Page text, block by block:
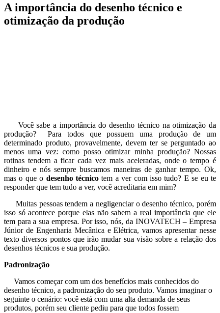
A importância do desenho técnico e
otimização da produção
Você sabe a importância do desenho técnico na otimização da
produção? Para todos que possuem uma produção de um
determinado produto, provavelmente, devem ter se perguntado ao
menos uma vez: como posso otimizar minha produção? Nossas
rotinas tendem a ficar cada vez mais aceleradas, onde o tempo é
dinheiro e nós sempre buscamos maneiras de ganhar tempo. Ok,
mas o que o desenho técnico tem a ver com isso tudo? E se eu te
responder que tem tudo a ver, você acreditaria em mim?
Muitas pessoas tendem a negligenciar o desenho técnico, porém
isso só acontece porque elas não sabem a real importância que ele
tem para a sua empresa. Por isso, nós, da INOVATECH – Empresa
Júnior de Engenharia Mecânica e Elétrica, vamos apresentar nesse
texto diversos pontos que irão mudar sua visão sobre a relação dos
desenhos técnicos e sua produção.
Padronização
Vamos começar com um dos benefícios mais conhecidos do
desenho técnico, a padronização do seu produto. Vamos imaginar o
seguinte o cenário: você está com uma alta demanda de seus
produtos, porém seu cliente pediu para que todos fossem